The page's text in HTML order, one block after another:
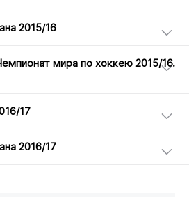
2015/16
мира по хоккею 2015/16.
17
2016/17